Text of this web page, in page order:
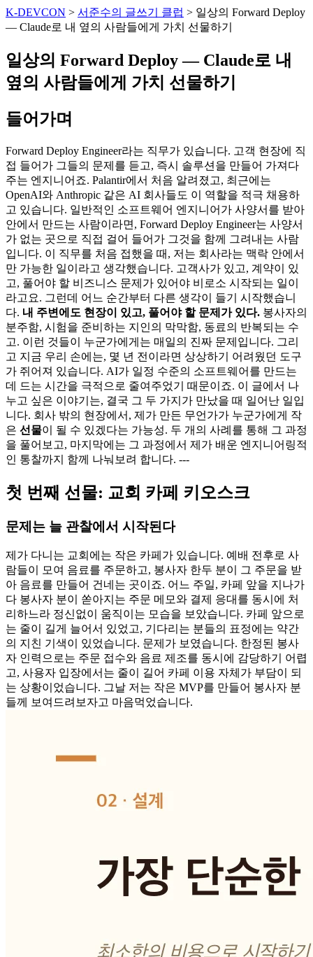
K-DEVCON > 서준수의 글쓰기 클럽 > 일상의 Forward Deploy
— Claude로 내 옆의 사람들에게 가치 선물하기
일상의 Forward Deploy — Claude로 내
옆의 사람들에게 가치 선물하기
들어가며
Forward Deploy Engineer라는 직무가 있습니다. 고객 현장에 직
접 들어가 그들의 문제를 듣고, 즉시 솔루션을 만들어 가져다
주는 엔지니어죠. Palantir에서 처음 알려졌고, 최근에는
OpenAI와 Anthropic 같은 AI 회사들도 이 역할을 적극 채용하
고 있습니다. 일반적인 소프트웨어 엔지니어가 사양서를 받아
안에서 만드는 사람이라면, Forward Deploy Engineer는 사양서
가 없는 곳으로 직접 걸어 들어가 그것을 함께 그려내는 사람
입니다. 이 직무를 처음 접했을 때, 저는 회사라는 맥락 안에서
만 가능한 일이라고 생각했습니다. 고객사가 있고, 계약이 있
고, 풀어야 할 비즈니스 문제가 있어야 비로소 시작되는 일이
라고요. 그런데 어느 순간부터 다른 생각이 들기 시작했습니
다. 내 주변에도 현장이 있고, 풀어야 할 문제가 있다. 봉사자의
분주함, 시험을 준비하는 지인의 막막함, 동료의 반복되는 수
고. 이런 것들이 누군가에게는 매일의 진짜 문제입니다. 그리
고 지금 우리 손에는, 몇 년 전이라면 상상하기 어려웠던 도구
가 쥐어져 있습니다. AI가 일정 수준의 소프트웨어를 만드는
데 드는 시간을 극적으로 줄여주었기 때문이죠. 이 글에서 나
누고 싶은 이야기는, 결국 그 두 가지가 만났을 때 일어난 일입
니다. 회사 밖의 현장에서, 제가 만든 무언가가 누군가에게 작
은 선물이 될 수 있겠다는 가능성. 두 개의 사례를 통해 그 과정
을 풀어보고, 마지막에는 그 과정에서 제가 배운 엔지니어링적
인 통찰까지 함께 나눠보려 합니다. ---
첫 번째 선물: 교회 카페 키오스크
문제는 늘 관찰에서 시작된다
제가 다니는 교회에는 작은 카페가 있습니다. 예배 전후로 사
람들이 모여 음료를 주문하고, 봉사자 한두 분이 그 주문을 받
아 음료를 만들어 건네는 곳이죠. 어느 주일, 카페 앞을 지나가
다 봉사자 분이 쏟아지는 주문 메모와 결제 응대를 동시에 처
리하느라 정신없이 움직이는 모습을 보았습니다. 카페 앞으로
는 줄이 길게 늘어서 있었고, 기다리는 분들의 표정에는 약간
의 지친 기색이 있었습니다. 문제가 보였습니다. 한정된 봉사
자 인력으로는 주문 접수와 음료 제조를 동시에 감당하기 어렵
고, 사용자 입장에서는 줄이 길어 카페 이용 자체가 부담이 되
는 상황이었습니다. 그날 저는 작은 MVP를 만들어 봉사자 분
들께 보여드려보자고 마음먹었습니다.